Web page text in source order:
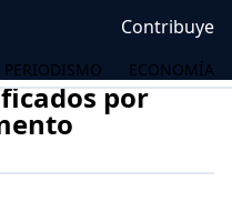
Contribuye
PERIODISMO ECONOMÍA
por